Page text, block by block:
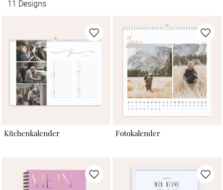
11 Designs
Küchenkalender Fotokalender